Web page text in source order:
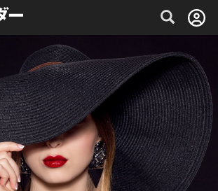
グルメ情報・プレミアムレストラン予約